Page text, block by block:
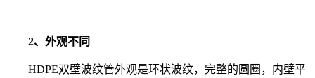
2、 外观不同
HDPE双壁波纹管外观是环状波纹，完整的圆圈，内壁平